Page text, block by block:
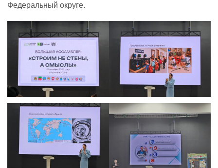
Федеральный округе.